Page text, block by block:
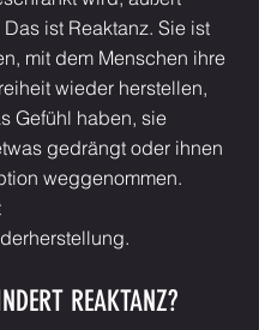
ist Reaktanz. Sie ist
mit dem Menschen ihre
wieder herstellen,
Gefühl haben, sie
gedrängt oder ihnen
weggenommen.
REAKTANZ?